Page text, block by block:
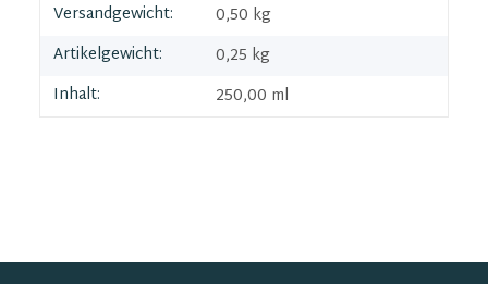
Versandgewicht:
0,50 kg
Artikelgewicht:
0,25 kg
Inhalt:
250,00 ml